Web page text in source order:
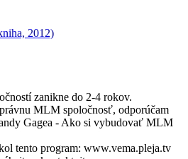
2012)
zanikne do 2-4 rokov.
MLM spoločnosť, odporúčam
Gagea - Ako si vybudovať MLM
tento program: www.vema.pleja.tv